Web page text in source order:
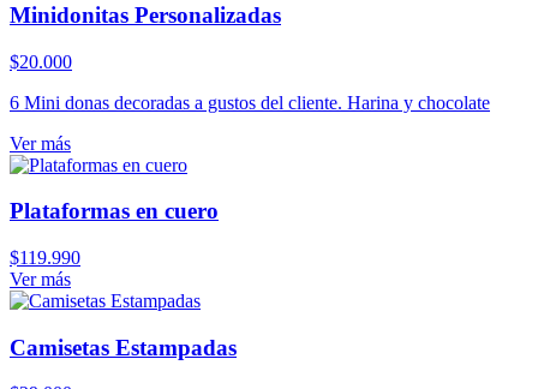
Minidonitas Personalizadas
$20.000
6 Mini donas decoradas a gustos del cliente. Harina y chocolate
Ver más
Plataformas en cuero
$119.990
Ver más
Camisetas Estampadas